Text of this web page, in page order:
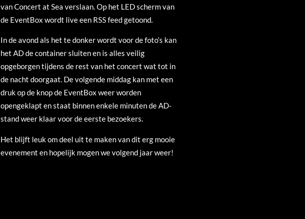
van Concert at Sea verslaan. Op het LED scherm van
de EventBox wordt live een RSS feed getoond.
In de avond als het te donker wordt voor de foto’s kan
het AD de container sluiten en is alles veilig
opgeborgen tijdens de rest van het concert wat tot in
de nacht doorgaat. De volgende middag kan met een
druk op de knop de EventBox weer worden
opengeklapt en staat binnen enkele minuten de AD-
stand weer klaar voor de eerste bezoekers.
Het blijft leuk om deel uit te maken van dit erg mooie
evenement en hopelijk mogen we volgend jaar weer!